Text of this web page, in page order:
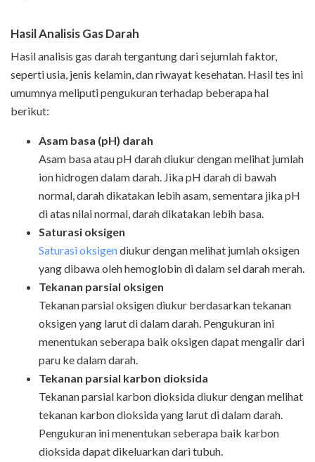
Hasil Analisis Gas Darah
Hasil analisis gas darah tergantung dari sejumlah faktor,
seperti usia, jenis kelamin, dan riwayat kesehatan. Hasil tes ini
umumnya meliputi pengukuran terhadap beberapa hal
berikut:
Asam basa (pH) darah
Asam basa atau pH darah diukur dengan melihat jumlah
ion hidrogen dalam darah. Jika pH darah di bawah
normal, darah dikatakan lebih asam, sementara jika pH
di atas nilai normal, darah dikatakan lebih basa.
Saturasi oksigen
Saturasi oksigendiukur dengan melihat jumlah oksigen
yang dibawa oleh hemoglobin di dalam sel darah merah.
Tekanan parsial oksigen
Tekanan parsial oksigen diukur berdasarkan tekanan
oksigen yang larut di dalam darah. Pengukuran ini
menentukan seberapa baik oksigen dapat mengalir dari
paru ke dalam darah.
Tekanan parsial karbon dioksida
Tekanan parsial karbon dioksida diukur dengan melihat
tekanan karbon dioksida yang larut di dalam darah.
Pengukuran ini menentukan seberapa baik karbon
dioksida dapat dikeluarkan dari tubuh.